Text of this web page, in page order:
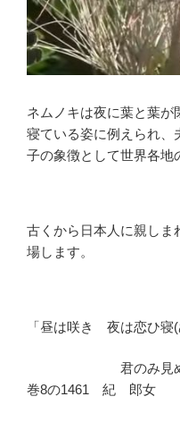
ネムノキは夜に葉と葉が
寝ている姿に例えられ、
子の象徴として世界各地
古くから日本人に親しま
場します。
「昼は咲き 夜は恋ひ
君のみ見めや 戯
巻8の1461 紀 郎女